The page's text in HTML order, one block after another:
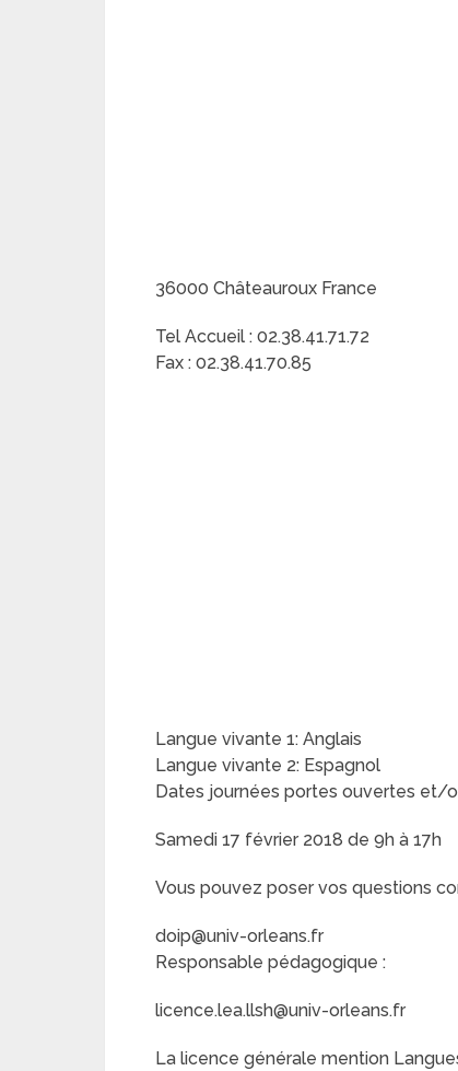
36000 Châteauroux France
Tel Accueil : 02.38.41.71.72
Fax : 02.38.41.70.85
Langue vivante 1: Anglais
Langue vivante 2: Espagnol
Dates journées portes ouvertes et/
Samedi 17 février 2018 de 9h à 17h
Vous pouvez poser vos questions
doip@univ-orleans.fr
Responsable pédagogique :
licence.lea.llsh@univ-orleans.fr
La licence générale mention